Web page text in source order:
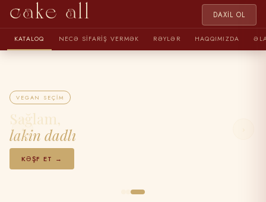
cake all DAXIL OL
KATALOQ NECƏ SIFARIŞ VERMƏK RƏYLƏR HAQQIMIZDA
VEGAN SEÇIM
Sağlam,
lakin dadlı
KƏŞF ET →
‹ ›